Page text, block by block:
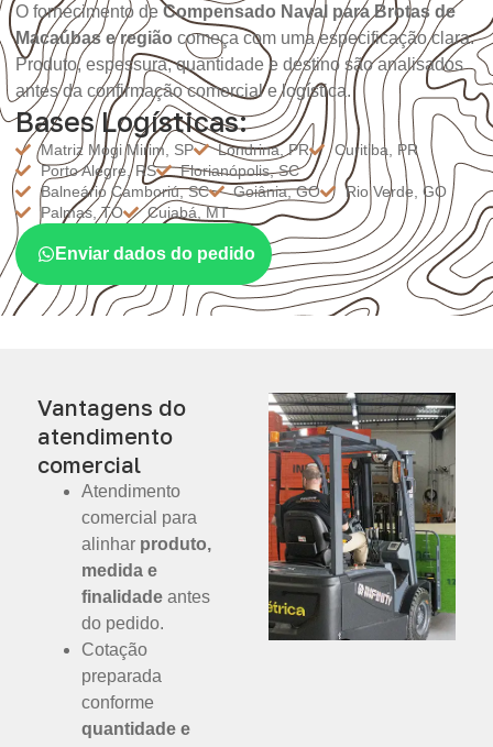
O fornecimento de Compensado Naval para Brotas de
Macaúbas e região começa com uma especificação clara.
Produto, espessura, quantidade e destino são analisados
antes da confirmação comercial e logística.
Bases Logísticas:
Matriz Mogi Mirim, SP Londrina, PR
Curitiba, PR
Porto Alegre, RS
Florianópolis, SC
Balneário Camboriú, SC
Goiânia, GO
Rio Verde, GO
Palmas, TO
Cuiabá, MT
Enviar dados do pedido
Vantagens do
atendimento
comercial
Atendimento
comercial para
alinhar produto,
medida e
finalidade antes
do pedido.
Cotação
preparada
conforme
quantidade e